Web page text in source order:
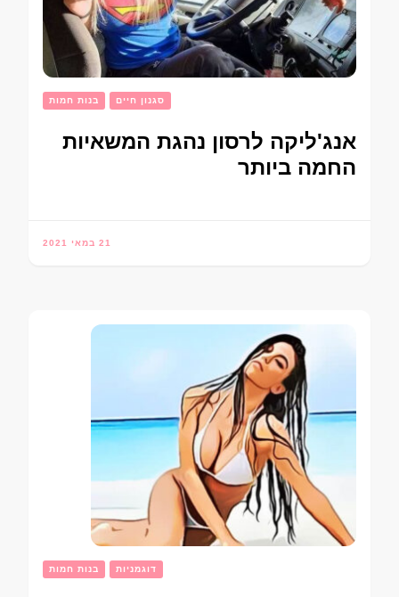
בנות חמות סגנון חיים
אנג'ליקה לרסון נהגת המשאיות
החמה ביותר
21 במאי 2021
בנות חמות דוגמניות